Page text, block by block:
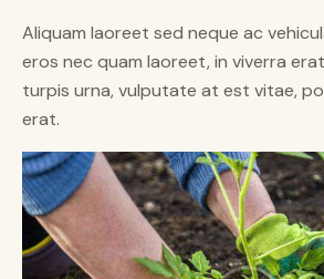
Aliquam laoreet sed neque ac
eros nec quam laoreet, in viverra
turpis urna, vulputate at est vitae,
erat.